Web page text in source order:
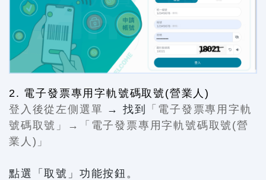
2. 電子發票專用字軌號碼取號(營業人)
登入後從左側選單 → 找到
「電子發票專用字軌
號碼取號」→「電子發票專用字軌號碼取號(營
業人)」
點選「取號」功能按鈕。